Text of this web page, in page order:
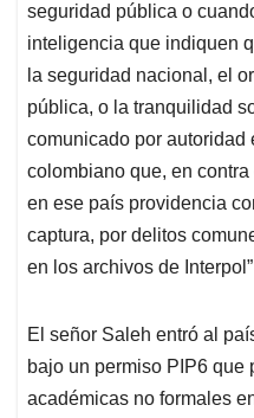
seguridad pública o
inteligencia que indiquen
la seguridad nacional, el
pública, o la tranquilidad
comunicado por autoridad
colombiano que, en
en ese país providencia
captura, por delitos
en los archivos de Interpol”
El señor Saleh entró al
bajo un permiso PIP6 que
académicas no formales